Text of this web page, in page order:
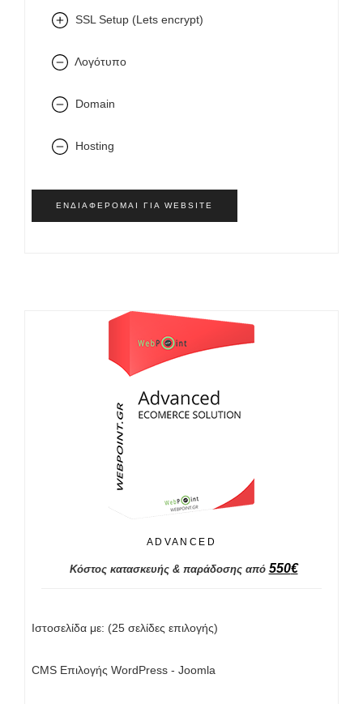
SSL Setup (Lets encrypt)
Λογότυπο
Domain
Hosting
ΕΝΔΙΑΦΈΡΟΜΑΙ ΓΙΑ WEBSITE
ADVANCED
Κόστος κατασκευής & παράδοσης από 550€
Ιστοσελίδα με: (25 σελίδες επιλογής)
CMS Επιλογής WordPress - Joomla